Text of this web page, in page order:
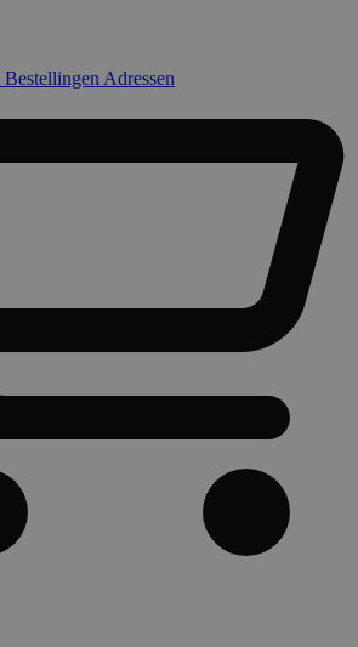
Bestellingen Adressen